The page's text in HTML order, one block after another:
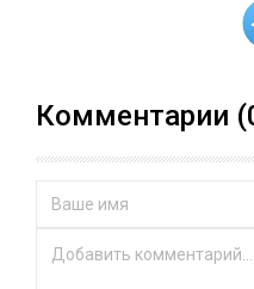
Комментарии